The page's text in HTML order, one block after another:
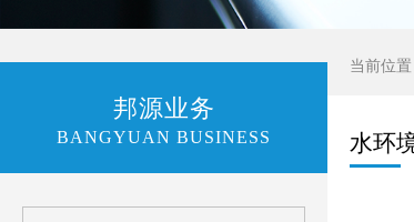
当前位置
邦源业务
BANGYUAN BUSINESS 水环